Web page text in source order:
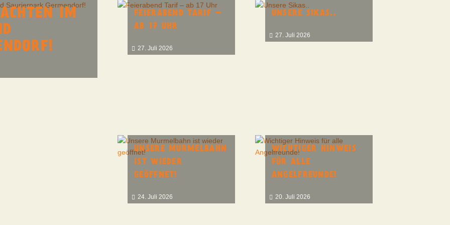
IM
FEIERABEND TARIF –
AB 17 UHR
27. Juli 2026
UNSERE SIKAS..
27. Juli 2026
UNSERE MURMELBAHN
IST WIEDER
GEÖFFNET!
24. Juli 2026
WICHTIGER HINWEIS
FÜR ALLE
ANGELFREUNDE!
20. Juli 2026